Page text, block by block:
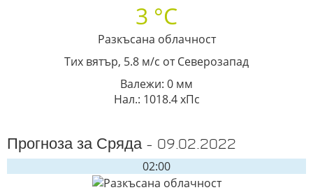
3 °C
Разкъсана облачност
Тих вятър, 5.8 м/с от Северозапад
Валежи: 0 мм
Нал.: 1018.4 хПс
Прогноза за Сряда - 09.02.2022
02:00